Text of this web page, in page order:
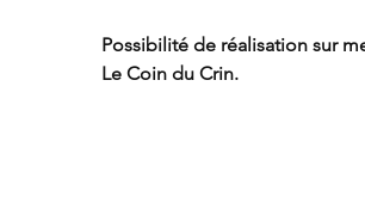
Possibilité de réalisation sur
Le Coin du Crin.